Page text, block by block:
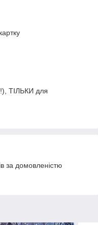
ТІЛЬКИ для
за домовленістю